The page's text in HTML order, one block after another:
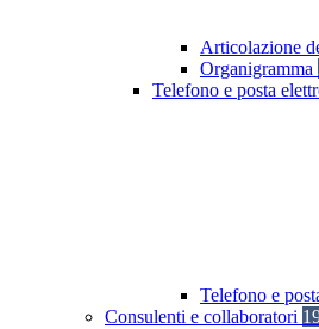
Articolazione
Organigramma
Telefono e posta
Telefono e
Consulenti e collaboratori